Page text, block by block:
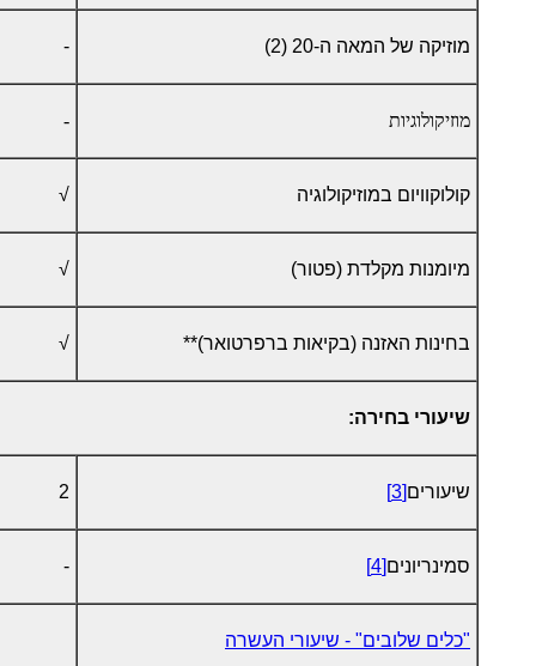
מוזיקה של המאה ה-20 (2) -
מוזיקולוגיות -
קולוקוויום במוזיקולוגיה √
מיומנות מקלדת (פטור) √
בחינות האזנה (בקיאות ברפרטואר)** √
שיעורי בחירה:
שיעורים[3]
2
סמינריונים[4]
-
"כלים שלובים" - שיעורי העשרה